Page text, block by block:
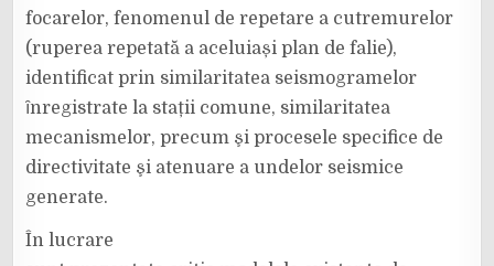
focarelor, fenomenul de repetare a cutremurelor
(ruperea repetată a aceluiași plan de falie),
identificat prin similaritatea seismogramelor
ȋnregistrate la stații comune, similaritatea
mecanismelor, precum şi procesele specifice de
directivitate şi atenuare a undelor seismice
generate.
În lucrare